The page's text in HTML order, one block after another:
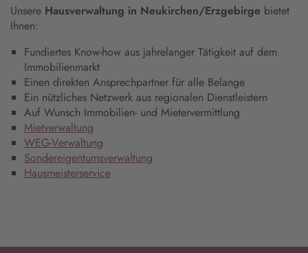
Unsere Hausverwaltung in Neukirchen/Erzgebirge bietet
Ihnen:
Fundiertes Know-how aus jahrelanger Tätigkeit auf dem
Immobilienmarkt
Einen direkten Ansprechpartner für alle Belange
Ein nützliches Netzwerk aus regionalen Dienstleistern
Auf Wunsch Immobilien- und Mietervermittlung
Mietverwaltung
WEG-Verwaltung
Sondereigentumsverwaltung
Hausmeisterservice